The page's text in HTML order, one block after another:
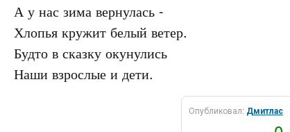
А у нас зима вернулась -
Хлопья кружит белый ветер.
Будто в сказку окунулись
Опубликовал: Дмитлас